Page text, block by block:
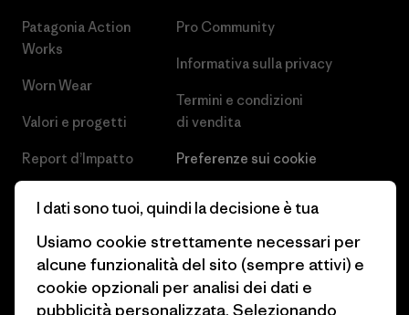
Patagonia Action
Works
Worn Wear
Valori e progetti
Report d’Impatto
Obiettivi climatici
1% For The Planet
Come finanziamo
Pro Community
Informativa sulla privacy
Termini e condizioni
di vendita
Preferenze sui cookie
Industry program
Programma di affiliazione
I dati sono tuoi, quindi la decisione è tua
Usiamo cookie strettamente necessari per
alcune funzionalità del sito (sempre attivi) e
cookie opzionali per analisi dei dati e
pubblicità personalizzata. Selezionando